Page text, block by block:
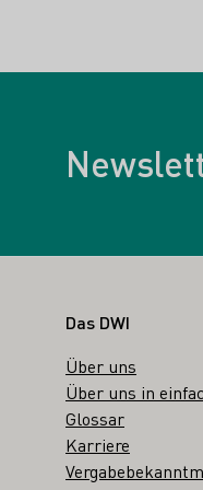
Fußbereich
Das DWI
Über uns
Über uns in
Glossar
Karriere